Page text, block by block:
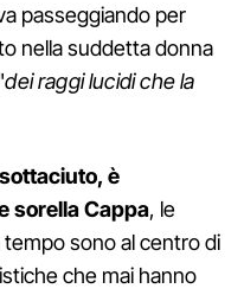
passeggiando per
nella suddetta donna
dei raggi lucidi che la
è
sorella Cappa, le
tempo sono al centro di
che mai hanno